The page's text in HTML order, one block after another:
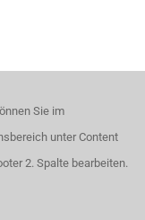
Sie im
unter Content
2. Spalte bearbeiten.